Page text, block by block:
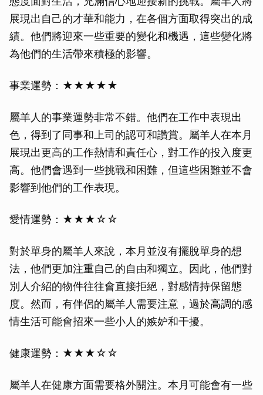
展現出自己的才華和能力，在各個方面取得突出的成
績。他們將迎來一些重要的變化和機遇，這些變化將
為他們的生活帶來積極的影響。
事業運勢：★★★★★
屬羊人的事業運勢非常不錯。他們在工作中表現出
色，得到了同事和上司的認可和讚賞。屬羊人在本月
展現出更高的工作熱情和責任心，對工作的投入度更
高。他們會遇到一些挑戰和困難，但這些困難並不會
影響到他們的工作表現。
愛情運勢：★★★☆☆
對於單身的屬羊人來說，本月並沒有擺脫單身的想
法，他們更加注重自己的自由和獨立。因此，他們對
別人介紹的物件往往會直接拒絕，對感情持保留態
度。然而，有伴侶的屬羊人需要注意，過於高調的感
情生活可能會招來一些小人的嫉妒和干擾。
健康運勢：★★★☆☆
屬羊人在健康方面需要格外關注。本月可能會有一些